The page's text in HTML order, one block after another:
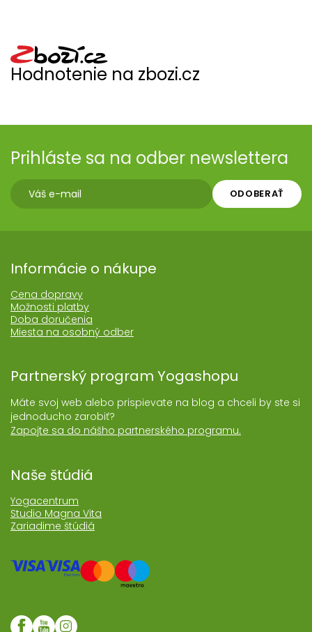
Hodnotenie na zbozi.cz
Prihláste sa na odber newslettera
ODOBERAŤ
Informácie o nákupe
Cena dopravy
Možnosti platby
Doba doručenia
Miesta na osobný odber
Partnerský program Yogashopu
Máte svoj web alebo prispievate na blog a chceli by ste si
jednoducho zarobiť?
Zapojte sa do nášho partnerského programu.
Naše štúdiá
Yogacentrum
Studio Magna Vita
Zariadime štúdiá